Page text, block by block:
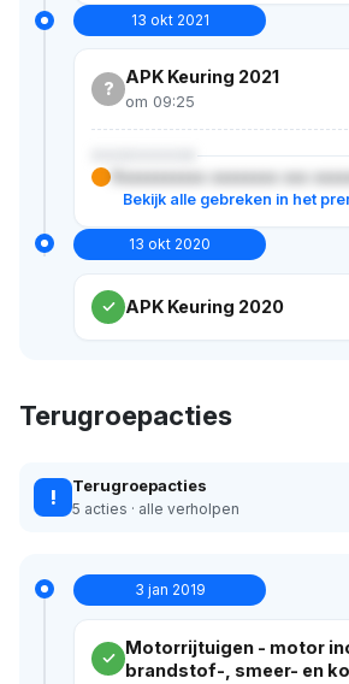
13 okt 2021
?
APK Keuring 2021
om 09:25
XXXXXXXXX
Xxxxxxxxxxx xxxxxxxx xxx
Bekijk alle gebreken in het
13 okt 2020
APK Keuring 2020
Terugroepacties
! Terugroepacties
5 acties · alle verholpen
3 jan 2019
Motorrijtuigen - motor
brandstof-, smeer- en